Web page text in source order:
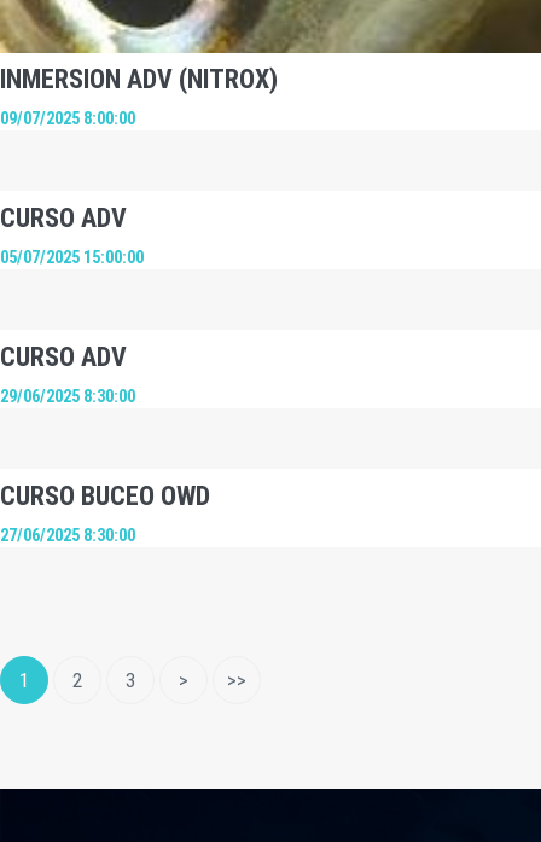
INMERSION ADV (NITROX)
09/07/2025 8:00:00
CURSO ADV
05/07/2025 15:00:00
CURSO ADV
29/06/2025 8:30:00
CURSO BUCEO OWD
27/06/2025 8:30:00
1 2 3 > >>